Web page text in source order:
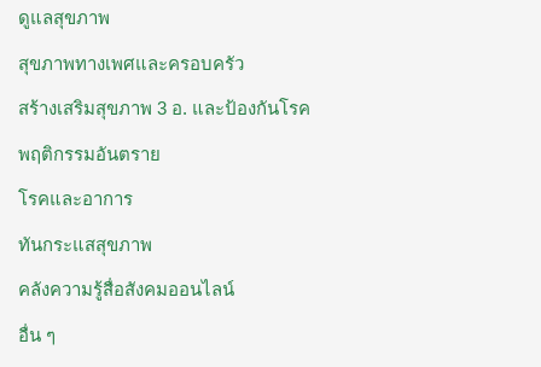
ดูแลสุขภาพ
สุขภาพทางเพศและครอบครัว
สร้างเสริมสุขภาพ 3 อ. ​และป้องกันโรค
พฤติกรรมอันตราย
โรคและอาการ
ทันกระแสสุขภาพ
คลังความรู้สื่อสังคมออนไลน์
อื่น ๆ